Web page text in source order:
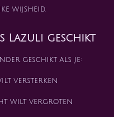
wijsheid.
Lazuli geschikt
geschikt als je:
versterken
wilt vergroten